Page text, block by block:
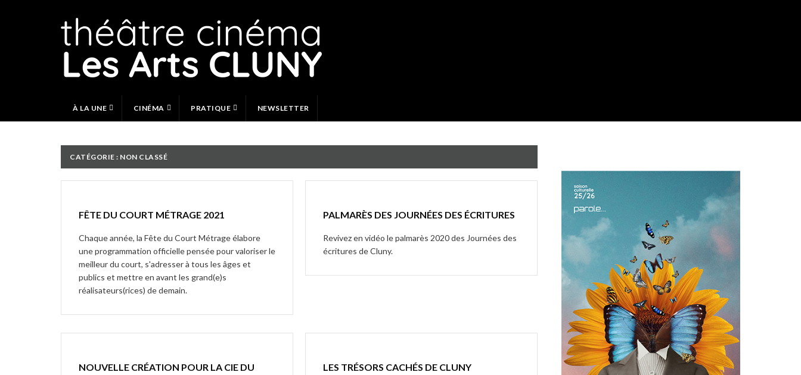
content
À LA UNE CINÉMA PRATIQUE NEWSLETTER
CATÉGORIE : NON CLASSÉ
FÊTE DU COURT MÉTRAGE 2021
Chaque année, la Fête du Court Métrage élabore
une programmation officielle pensée pour valoriser le
meilleur du court, s'adresser à tous les âges et
publics et mettre en avant les grand(e)s
réalisateurs(rices) de demain.
PALMARÈS DES JOURNÉES DES ÉCRITURES
Revivez en vidéo le palmarès 2020 des Journées des
écritures de Cluny.
NOUVELLE CRÉATION POUR LA CIE DU
LES TRÉSORS CACHÉS DE CLUNY